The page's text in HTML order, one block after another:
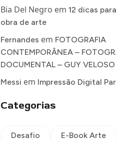
Bia Del Negro em 12 dicas
obra de arte
Fernandes em FOTOGRAFIA
CONTEMPORÂNEA –
DOCUMENTAL – GUY VELOSO
Messi em Impressão Digital
Categorias
Desafio E-Book Arte